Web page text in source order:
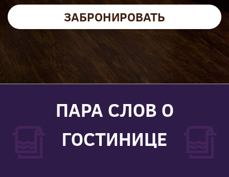
ЗАБРОНИРОВАТЬ
ПАРА СЛОВ О
ГОСТИНИЦЕ